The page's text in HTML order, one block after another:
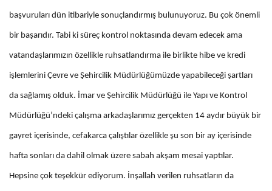
başvuruları dün itibariyle sonuçlandırmış bulunuyoruz. Bu çok önemli
bir başarıdır. Tabi ki süreç kontrol noktasında devam edecek ama
vatandaşlarımızın özellikle ruhsatlandırma ile birlikte hibe ve kredi
işlemlerini Çevre ve Şehircilik Müdürlüğümüzde yapabileceği şartları
da sağlamış olduk. İmar ve Şehircilik Müdürlüğü ile Yapı ve Kontrol
Müdürlüğü’ndeki çalışma arkadaşlarımız gerçekten 14 aydır büyük bir
gayret içerisinde, cefakarca çalıştılar özellikle şu son bir ay içerisinde
hafta sonları da dahil olmak üzere sabah akşam mesai yaptılar.
Hepsine çok teşekkür ediyorum. İnşallah verilen ruhsatların da